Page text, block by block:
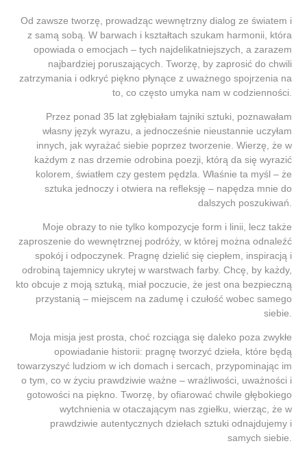
Od zawsze tworzę, prowadząc wewnętrzny dialog ze światem i
z samą sobą. W barwach i kształtach szukam harmonii, która
opowiada o emocjach – tych najdelikatniejszych, a zarazem
najbardziej poruszających. Tworzę, by zaprosić do chwili
zatrzymania i odkryć piękno płynące z uważnego spojrzenia na
to, co często umyka nam w codzienności.
Przez ponad 35 lat zgłębiałam tajniki sztuki, poznawałam
własny język wyrazu, a jednocześnie nieustannie uczyłam
innych, jak wyrażać siebie poprzez tworzenie. Wierzę, że w
każdym z nas drzemie odrobina poezji, którą da się wyrazić
kolorem, światłem czy gestem pędzla. Właśnie ta myśl – że
sztuka jednoczy i otwiera na refleksję – napędza mnie do
dalszych poszukiwań.
Moje obrazy to nie tylko kompozycje form i linii, lecz także
zaproszenie do wewnętrznej podróży, w której można odnaleźć
spokój i odpoczynek. Pragnę dzielić się ciepłem, inspiracją i
odrobiną tajemnicy ukrytej w warstwach farby. Chcę, by każdy,
kto obcuje z moją sztuką, miał poczucie, że jest ona bezpieczną
przystanią – miejscem na zadumę i czułość wobec samego
siebie.
Moja misja jest prosta, choć rozciąga się daleko poza zwykłe
opowiadanie historii: pragnę tworzyć dzieła, które będą
towarzyszyć ludziom w ich domach i sercach, przypominając im
o tym, co w życiu prawdziwie ważne – wrażliwości, uważności i
gotowości na piękno. Tworzę, by ofiarować chwile głębokiego
wytchnienia w otaczającym nas zgiełku, wierząc, że w
prawdziwie autentycznych dziełach sztuki odnajdujemy i
samych siebie.